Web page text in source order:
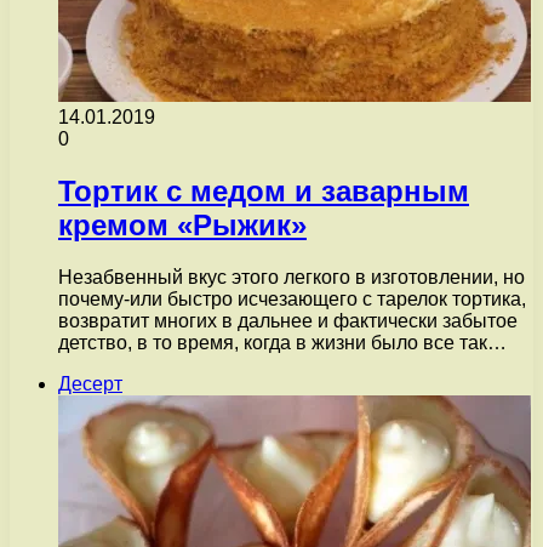
14.01.2019
0
Тортик с медом и заварным
кремом «Рыжик»
Незабвенный вкус этого легкого в изготовлении, но
почему-или быстро исчезающего с тарелок тортика,
возвратит многих в дальнее и фактически забытое
детство, в то время, когда в жизни было все так…
Десерт